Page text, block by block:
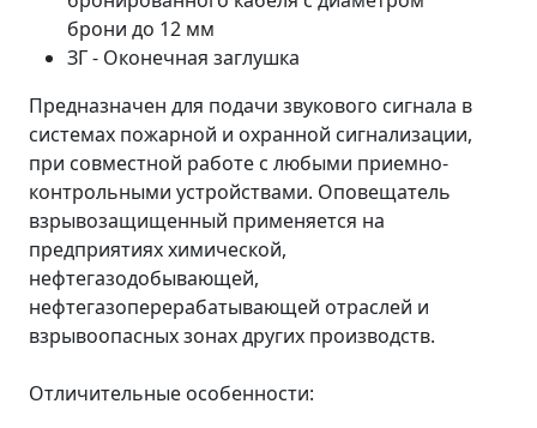
брони до 12 мм
ЗГ - Оконечная заглушка
Предназначен для подачи звукового сигнала в
системах пожарной и охранной сигнализации,
при совместной работе с любыми приемно-
контрольными устройствами. Оповещатель
взрывозащищенный применяется на
предприятиях химической,
нефтегазодобывающей,
нефтегазоперерабатывающей отраслей и
взрывоопасных зонах других производств.
Отличительные особенности: